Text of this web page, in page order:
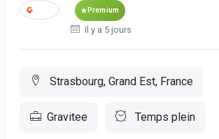
Premium
Il y a 5 jours
Strasbourg, Grand Est, France
Gravitee Temps plein